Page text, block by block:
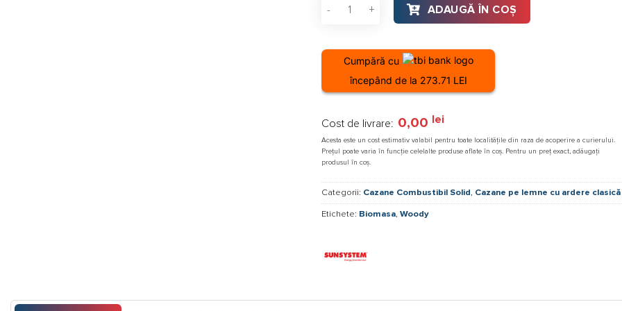
3/4",
Cantitate Centrală pe lemn / combustibil solid ​Sunsystem
ADAUGĂ ÎN COȘ
Cumpără cu
începând de la 273.71 LEI
Cost de livrare: 0,00 lei
Acesta este un cost estimativ valabil pentru toate localitățile din raza de acoperire a curierului.
Prețul poate varia în funcție celelalte produse aflate în coș. Pentru un preț exact, adăugați
produsul în coș.
Categorii: Cazane Combustibil Solid, Cazane pe lemne cu ardere clasică
Etichete: Biomasa, Woody